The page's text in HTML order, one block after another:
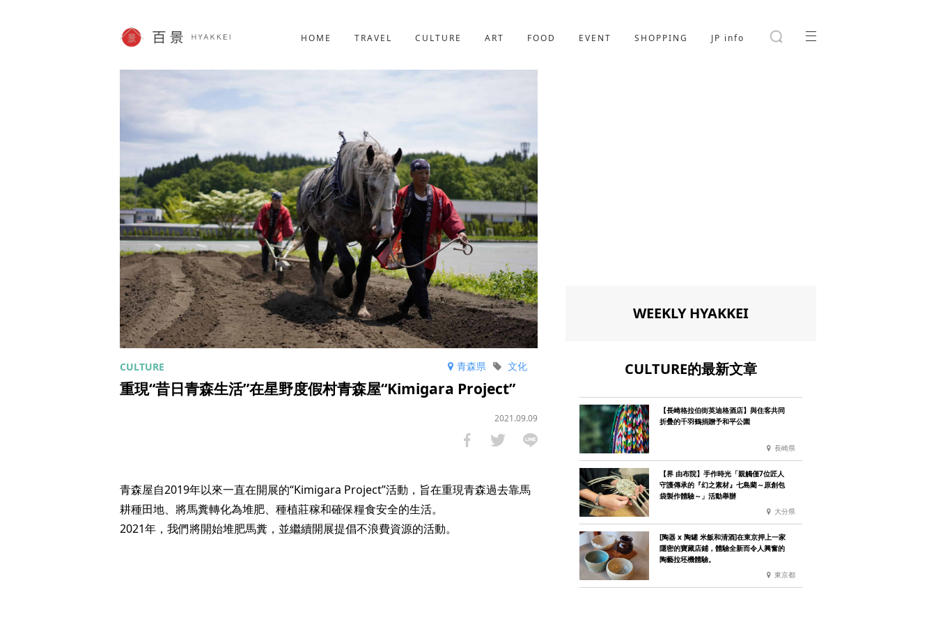
HOME TRAVEL CULTURE ART FOOD EVENT SHOPPING JP info
SHOPPING
JP info
青森県 文化
重現“昔日青森生活”在星野度假村青森屋“Kimigara Project”
2021.09.09
青森屋自2019年以來一直在開展的“Kimigara Project”活動，旨在重現青森過去靠馬
耕種田地、將馬糞轉化為堆肥、種植莊稼和確保糧食安全的生活。
2021年，我們將開始堆肥馬糞，並繼續開展提倡不浪費資源的活動。
WEEKLY HYAKKEI
CULTURE的最新文章
【長崎格拉伯街英迪格酒店】與住客共同
折疊的千羽鶴捐贈予和平公園
長崎県
【界 由布院】手作時光「親觸僅7位匠人
守護傳承的『幻之素材』七島藺～原創包
袋製作體驗～」活動舉辦
大分県
[陶器 x 陶罐 米飯和清酒]在東京押上一家
隱密的寶藏店鋪，體驗全新而令人興奮的
陶藝拉坯機體驗。
東京都